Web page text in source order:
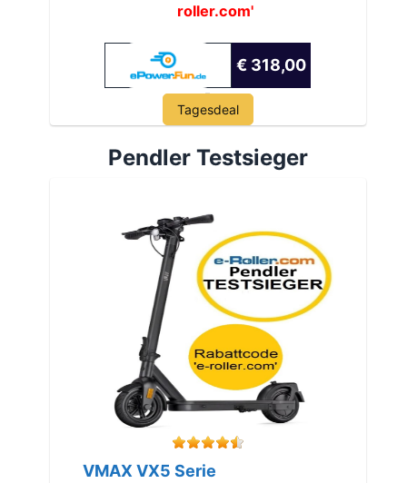
roller.com'
€ 318,00
Tagesdeal
Pendler Testsieger
VMAX VX5 Serie